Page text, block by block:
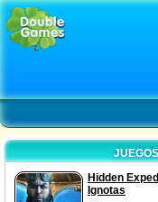
Hidden
Ignotas